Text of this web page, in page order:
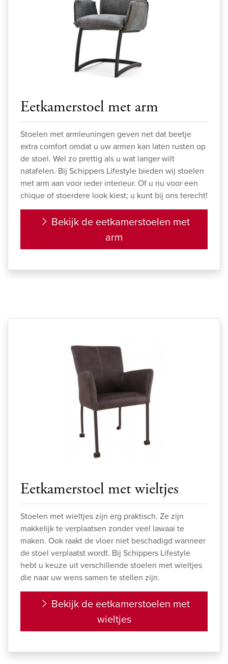
Eetkamerstoel met arm
Stoelen met armleuningen geven net dat beetje
extra comfort omdat u uw armen kan laten rusten op
de stoel. Wel zo prettig als u wat langer wilt
natafelen. Bij Schippers Lifestyle bieden wij stoelen
met arm aan voor ieder interieur. Of u nu voor een
chique of stoerdere look kiest; u kunt bij ons terecht!
Bekijk de eetkamerstoelen met
arm
Eetkamerstoel met wieltjes
Stoelen met wieltjes zijn erg praktisch. Ze zijn
makkelijk te verplaatsen zonder veel lawaai te
maken. Ook raakt de vloer niet beschadigd wanneer
de stoel verplaatst wordt. Bij Schippers Lifestyle
hebt u keuze uit verschillende stoelen met wieltjes
die naar uw wens samen te stellen zijn.
Bekijk de eetkamerstoelen met
wieltjes